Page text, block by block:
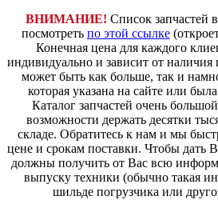
ВНИМАНИЕ! Список запчастей
посмотреть по этой ссылке
Конечная цена для каждого
индивидуально и зависит от наличия
может быть как больше, так и
которая указана на сайте или
Каталог запчастей очень
возможности держать десятки
складе. Обратитесь к нам и мы
цене и срокам поставки. Чтобы дать
должны получить от Вас всю
выпуску техники (обычно такая
шильде погрузчика или